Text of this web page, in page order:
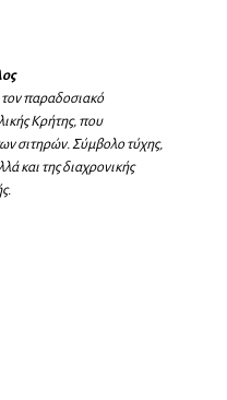
παραδοσιακό
Κρήτης, που
σιτηρών. Σύμβολο τύχης,
και της διαχρονικής